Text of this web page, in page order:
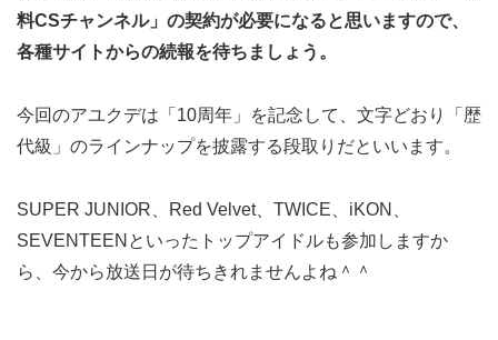
料CSチャンネル」の契約が必要になると思いますので、
各種サイトからの続報を待ちましょう。
今回のアユクデは「10周年」を記念して、文字どおり「歴
代級」のラインナップを披露する段取りだといいます。
SUPER JUNIOR、Red Velvet、TWICE、iKON、
SEVENTEENといったトップアイドルも参加しますか
ら、今から放送日が待ちきれませんよね＾＾